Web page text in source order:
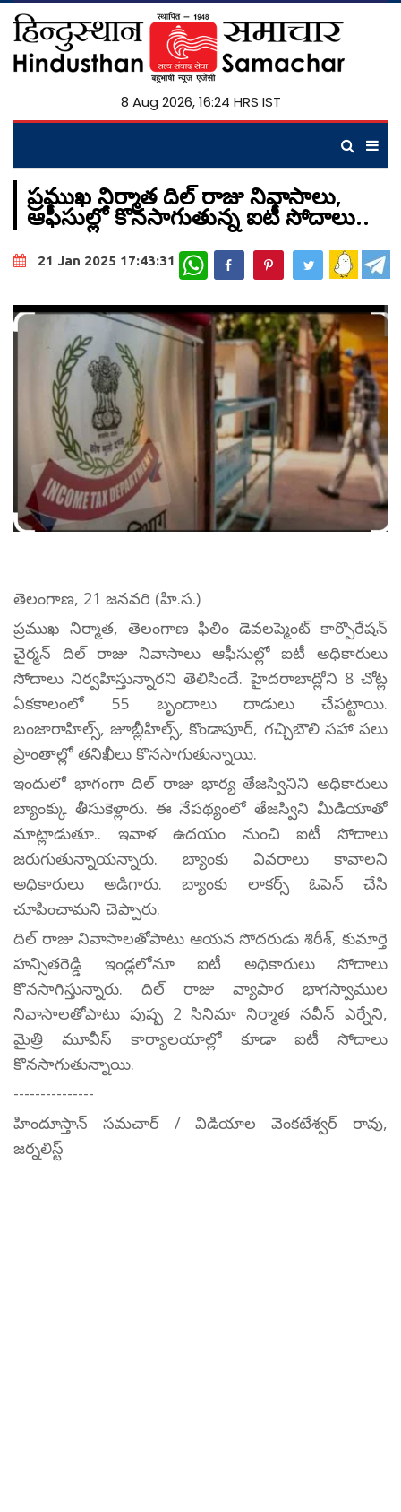
8 Aug 2026, 16:24 HRS IST
ప్రముఖ నిర్మాత దిల్ రాజు నివాసాలు,
ఆఫీసుల్లో కొనసాగుతున్న ఐటీ సోదాలు..
21 Jan 2025 17:43:31 WhatsApp
తెలంగాణ, 21 జనవరి (హి.స.)
ప్రముఖ నిర్మాత, తెలంగాణ ఫిలిం డెవలప్మెంట్ కార్పొరేషన్
చైర్మన్ దిల్ రాజు నివాసాలు ఆఫీసుల్లో ఐటీ అధికారులు
సోదాలు నిర్వహిస్తున్నారని తెలిసిందే. హైదరాబాద్లోని 8 చోట్ల
ఏకకాలంలో 55 బృందాలు దాడులు చేపట్టాయి.
బంజారాహిల్స్, జూబ్లీహిల్స్, కొండాపూర్, గచ్చిబౌలి సహా పలు
ప్రాంతాల్లో తనిఖీలు కొనసాగుతున్నాయి.
ఇందులో భాగంగా దిల్ రాజు భార్య తేజస్వినిని అధికారులు
బ్యాంక్కు తీసుకెళ్లారు. ఈ నేపథ్యంలో తేజస్విని మీడియాతో
మాట్లాడుతూ.. ఇవాళ ఉదయం నుంచి ఐటీ సోదాలు
జరుగుతున్నాయన్నారు. బ్యాంకు వివరాలు కావాలని
అధికారులు అడిగారు. బ్యాంకు లాకర్స్ ఓపెన్ చేసి
చూపించామని చెప్పారు.
దిల్ రాజు నివాసాలతోపాటు ఆయన సోదరుడు శిరీశ్, కుమార్తె
హన్సితరెడ్డి ఇండ్లలోనూ ఐటీ అధికారులు సోదాలు
కొనసాగిస్తున్నారు. దిల్ రాజు వ్యాపార భాగస్వాముల
నివాసాలతోపాటు పుష్ప 2 సినిమా నిర్మాత నవీన్ ఎర్నేని,
మైత్రి మూవీస్ కార్యాలయాల్లో కూడా ఐటీ సోదాలు
కొనసాగుతున్నాయి.
---------------
హిందూస్తాన్ సమచార్ / విడియాల వెంకటేశ్వర్ రావు,
జర్నలిస్ట్